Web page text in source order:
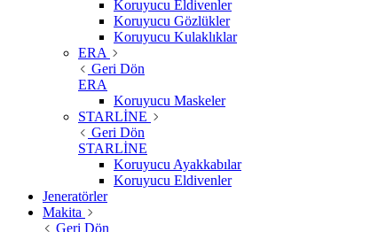
Koruyucu Eldivenler
Koruyucu Gözlükler
Koruyucu Kulaklıklar
ERA
Geri Dön
ERA
Koruyucu Maskeler
STARLİNE
Geri Dön
STARLİNE
Koruyucu Ayakkabılar
Koruyucu Eldivenler
Jeneratörler
Makita
Geri Dön